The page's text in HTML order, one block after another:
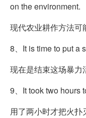
on the environment.
现代农业耕作方法可
8、It is time to put a
现在是结束这场暴力
9、It took two hours
用了两小时才把火扑